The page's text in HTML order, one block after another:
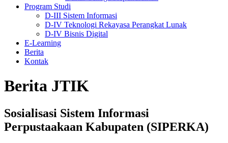
Program Studi
D-III Sistem Informasi
D-IV Teknologi Rekayasa Perangkat Lunak
D-IV Bisnis Digital
E-Learning
Berita
Kontak
Berita JTIK
Sosialisasi Sistem Informasi
Perpustaakaan Kabupaten (SIPERKA)